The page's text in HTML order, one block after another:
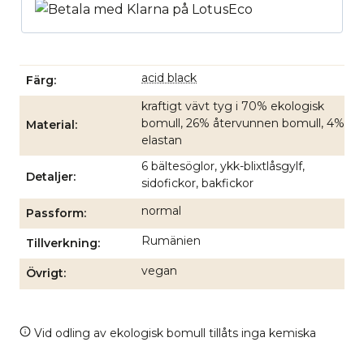
Färg acid black
Material
kraftigt vävt tyg i 70% ekologisk
bomull, 26% återvunnen bomull, 4%
elastan
Detaljer
6 bältesöglor, ykk-blixtlåsgylf,
sidofickor, bakfickor
Passform normal
Tillverkning Rumänien
Övrigt vegan
Vid odling av ekologisk bomull tillåts inga kemiska